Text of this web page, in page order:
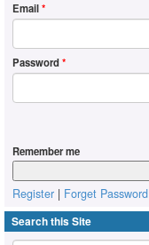
Email*
Password*
Remember me
Register | Forget Password
Search this Site